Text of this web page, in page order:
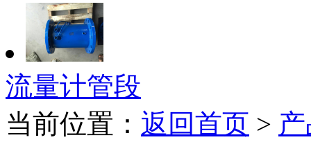
流量计管段
当前位置： 返回首页 >